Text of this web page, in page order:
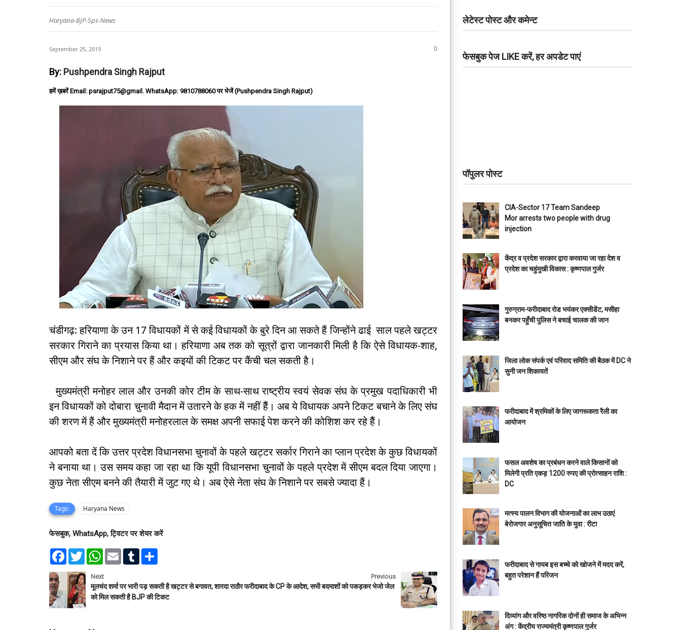
Haryana-BJP-Sps-News
September 25, 2019 0
By: Pushpendra Singh Rajput
हमें ख़बरें Email: psrajput75@gmail. WhatsApp: 9810788060 पर भेजें (Pushpendra Singh Rajput)
चंडीगढ़: हरियाणा के उन 17 विधायकों में से कई विधायकों के बुरे दिन आ सकते हैं जिन्होंने ढाई साल पहले खट्टर
सरकार गिराने का प्रयास किया था। हरियाणा अब तक को सूत्रों द्वारा जानकारी मिली है कि ऐसे विधायक-शाह,
सीएम और संघ के निशाने पर हैं और कइयों की टिकट पर कैंची चल सकती है।
मुख्यमंत्री मनोहर लाल और उनकी कोर टीम के साथ-साथ राष्ट्रीय स्वयं सेवक संघ के प्रमुख पदाधिकारी भी
इन विधायकों को दोबारा चुनावी मैदान में उतारने के हक में नहीं हैैं। अब ये विधायक अपने टिकट बचाने के लिए संघ
की शरण में हैं और मुख्यमंत्री मनोहरलाल के समक्ष अपनी सफाई पेश करने की कोशिश कर रहे हैैं।
आपको बता दें कि उत्तर प्रदेश विधानसभा चुनावों के पहले खट्टर सर्कार गिराने का प्लान प्रदेश के कुछ विधायकों
ने बनाया था। उस समय कहा जा रहा था कि यूपी विधानसभा चुनावों के पहले प्रदेश में सीएम बदल दिया जाएगा।
कुछ नेता सीएम बनने की तैयारी में जुट गए थे। अब ऐसे नेता संघ के निशाने पर सबसे ज्यादा हैं।
Tags: Haryana News
फेसबुक, WhatsApp, ट्विटर पर शेयर करें
F
e
b
o
o
k
T
w
t
t
e
r
W
t
s
A
p
E
l
T
l
r
e
Next
मूलचंद शर्मा पर भारी पड़ सकती है खट्टर से बगावत, शारदा राठौर
को मिल सकती है BJP की टिकट
Previous
फरीदाबाद के CP के आदेश, सभी बदमाशों को पकड़कर भेजो जेल
लेटेस्ट पोस्ट और कमेन्ट
फेसबुक पेज LIKE करें, हर अपडेट पाएं
पॉपुलर पोस्ट
CIA-Sector 17 Team Sandeep
Mor arrests two people with drug
injection
केंद्र व प्रदेश सरकार द्वारा करवाया जा रहा देश व
प्रदेश का चहुंमुखी विकास : कृष्णपाल गुर्जर
गुरुग्राम-फरीदाबाद रोड भयंकर एक्सीडेंट, मसीहा
बनकर पहुँची पुलिस ने बचाई चालक की जान
जिला लोक संपर्क एवं परिवाद समिति की बैठक में DC ने
सुनी जन शिकायतें
फरीदाबाद में श्रमिकों के लिए जागरूकता रैली का
आयोजन
फसल अवशेष का प्रबंधन करने वाले किसानों को
मिलेगी प्रति एकड़ 1200 रुपए की प्रोत्साहन राशि :
DC
मत्स्य पालन विभाग की योजनाओं का लाभ उठाएं
बेरोजगार अनुसूचित जाति के युवा : रीटा
फरीदाबाद से गायब इस बच्चे को खोजने में मदद करें,
बहुत परेशान हैं परिजन
दिव्यांग और वरिष्ठ नागरिक दोनों ही समाज के अभिन्न
अंग : केंद्रीय राज्यमंत्री कृष्णपाल गुर्जर